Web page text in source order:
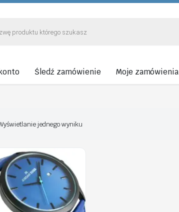
Śledź zamówienie Moje zamówienia
jednego wyniku